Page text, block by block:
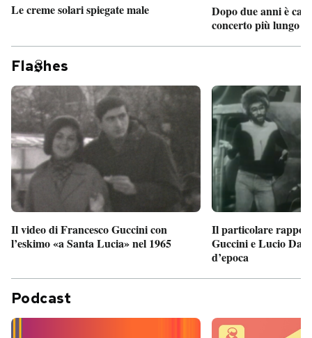
Le creme solari spiegate male
Dopo due anni è
concerto più lungo
Fla hes
Il video di Francesco Guccini con
l’eskimo «a Santa Lucia» nel 1965
Il particolare
Guccini e Lucio
d’epoca
Podcast